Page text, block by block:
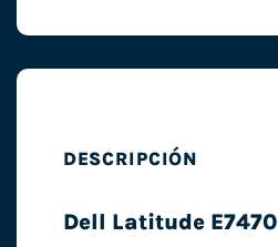
DESCRIPCIÓN
Dell Latitude E7470